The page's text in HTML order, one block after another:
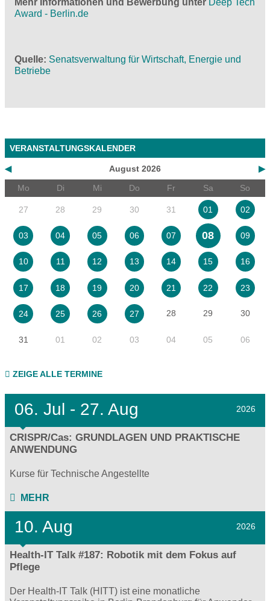
Mehr Informationen und Bewerbung unter Deep Tech
Award - Berlin.de
Quelle Senatsverwaltung für Wirtschaft, Energie und
Betriebe
VERANSTALTUNGSKALENDER
◀ ▶
August 2026
Mo
Di Mi Do Fr Sa So
27 28 29 30 31 01 02
03 04 05 06 07 08 09
10 11 12 13 14 15 16
17 18 19 20 21 22 23
24 25 26 27 28 29 30
31 01 02 03 04 05 06
ZEIGE ALLE TERMINE
06. Jul - 27. Aug 2026
CRISPR/Cas: GRUNDLAGEN UND PRAKTISCHE
ANWENDUNG
Kurse für Technische Angestellte
MEHR
10. Aug 2026
Health-IT Talk #187: Robotik mit dem Fokus auf
Pflege
Der Health-IT Talk (HITT) ist eine monatliche